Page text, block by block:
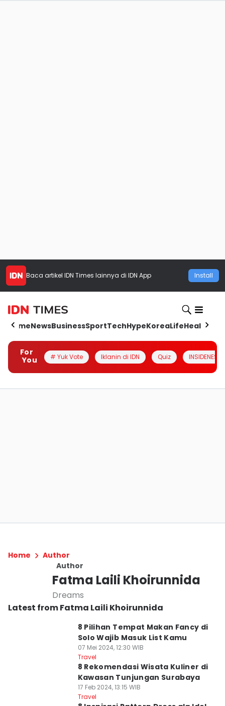
Baca artikel IDN Times lainnya di IDN App Install
HomeNewsBusinessSportTechHypeKoreaLifeHealth
For
You
# Yuk Vote Iklanin di IDN Quiz INSIDENESIA
Home
Author
Author
Fatma Laili Khoirunnida
Dreams
Latest from Fatma Laili Khoirunnida
8 Pilihan Tempat Makan Fancy di
Solo Wajib Masuk List Kamu
07 Mei 2024, 12:30 WIB
Travel
8 Rekomendasi Wisata Kuliner di
Kawasan Tunjungan Surabaya
17 Feb 2024, 13:15 WIB
Travel